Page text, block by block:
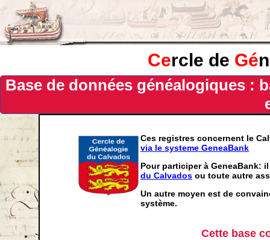
Cercle de Gé
Base de données généalogiques :
Ces registres concernent le
via le systeme GeneaBank
Pour participer à GeneaBank:
du Calvados ou toute autre
Un autre moyen est de
système.
Cette base